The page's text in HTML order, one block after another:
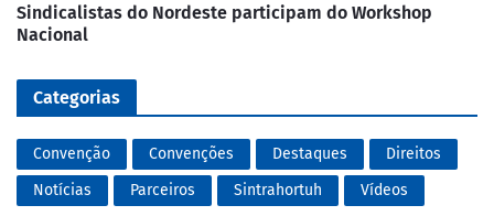
Sindicalistas do Nordeste participam do Workshop
Nacional
Categorias
Convenção Convenções Destaques
Direitos
Notícias
Parceiros Sintrahortuh Vídeos